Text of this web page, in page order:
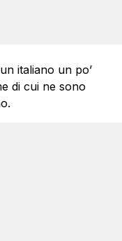
italiano un po’
di cui ne sono